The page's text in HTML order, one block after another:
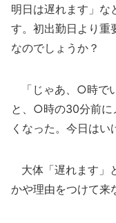
明日は遅れます」な
す。初出勤日より重
なのでしょうか？
「じゃあ、○時で
と、○時の30分前に
くなった。今日はい
大体「遅れます」
かや理由をつけて来